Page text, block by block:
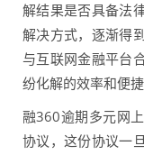
解结果是否具备法
解决方式，逐渐得
与互联网金融平台
纷化解的效率和便捷
融360逾期多元网
协议，这份协议一